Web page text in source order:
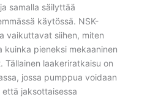
samalla säilyttää
käytössä. NSK-
vaikuttavat siihen, miten
pieneksi mekaaninen
Tällainen laakeriratkaisu on
jossa pumppua voidaan
jaksottaisessa